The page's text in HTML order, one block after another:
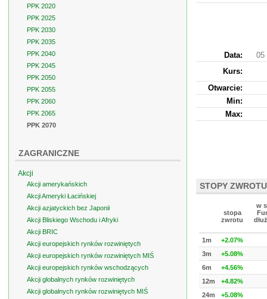
Data:
05
Kurs:
Otwarcie:
Min:
Max:
STOPY ZWROTU
stopa
zwrotu
w
1m
+2.07%
3m
+5.08%
6m
+4.56%
12m
+4.82%
24m
+5.08%
PPK 2020
PPK 2025
PPK 2030
PPK 2035
PPK 2040
PPK 2045
PPK 2050
PPK 2055
PPK 2060
PPK 2065
PPK 2070
ZAGRANICZNE
Akcji
Akcji amerykańskich
Akcji Ameryki Łacińskiej
Akcji azjatyckich bez Japonii
Akcji Bliskiego Wschodu i Afryki
Akcji BRIC
Akcji europejskich rynków rozwiniętych
Akcji europejskich rynków rozwiniętych MIŚ
Akcji europejskich rynków wschodzących
Akcji globalnych rynków rozwiniętych
Akcji globalnych rynków rozwiniętych MIŚ